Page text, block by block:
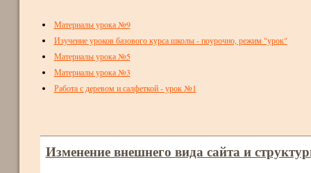
Материалы урока №9
Изучение уроков базового курса школы - поурочно, режим "урок"
Материалы урока №5
Материалы урока №3
Работа с деревом и салфеткой - урок №1
Изменение внешнего вида сайта и